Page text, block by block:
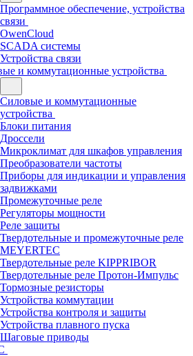
Программное обеспечение, устройства
связи
OwenCloud
SCADA системы
Устройства связи
и коммутационные устройства
Силовые и коммутационные
устройства
Блоки питания
Дроссели
Микроклимат для шкафов управления
Преобразователи частоты
Приборы для индикации и управления
задвижками
Промежуточные реле
Регуляторы мощности
Реле защиты
Твердотельные и промежуточные реле
MEYERTEC
Твердотельные реле KIPPRIBOR
Твердотельные реле Протон-Импульс
Тормозные резисторы
Устройства коммутации
Устройства контроля и защиты
Устройства плавного пуска
Шаговые приводы